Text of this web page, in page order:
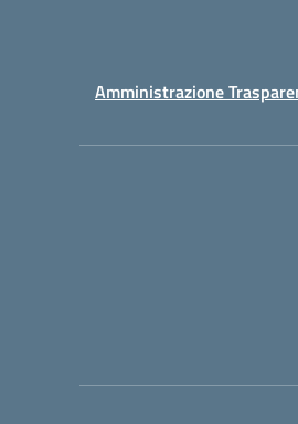
Amministrazione